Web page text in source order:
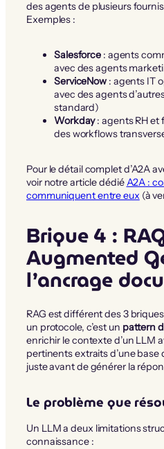
des agents de plusieurs
Exemples :
Salesforce : agents
avec des agents
ServiceNow : agents IT
avec des agents
standard)
Workday: agents RH et
des workflows
Pour le détail complet d’A2A
voir notre article dédiéA2A :
communiquent entre eux(à
Brique 4 :
Augmented
l’ancrage
RAG est différent des 3
un protocole, c’est un pattern
enrichir le contexte d’un LLM
pertinents extraits d’une
juste avant de générer la
Le problème que
Un LLM a deux limitations
connaissance :